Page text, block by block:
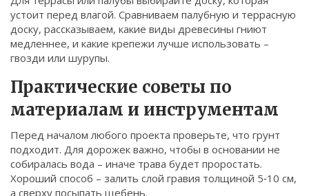
устоит перед влагой. Сравниваем палубную и террасную
доску, рассказываем, какие виды древесины гниют
медленнее, и какие крепежи лучше использовать –
гвозди или шурупы.
Практические советы по
материалам и инструментам
Перед началом любого проекта проверьте, что грунт
подходит. Для дорожек важно, чтобы в основании не
собиралась вода – иначе трава будет проростать.
Хороший способ – залить слой гравия толщиной 5‑10 см,
а сверху посыпать щебень.